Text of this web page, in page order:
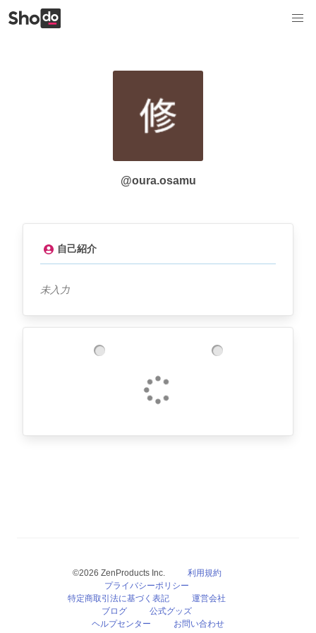
@oura.osamu
自己紹介
未入力
©2026 ZenProducts Inc.
利用規約
プライバシーポリシー
特定商取引法に基づく表記
運営会社
ブログ
公式グッズ
ヘルプセンター
お問い合わせ